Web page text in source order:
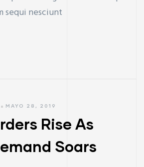
sequi nesciunt
MAYO 28, 2019
Rise As
Soars